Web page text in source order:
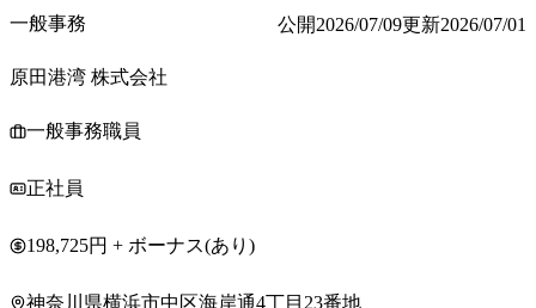
一般事務 公開2026/07/09更新2026/07/01
原田港湾 株式会社
一般事務職員
正社員
198,725円 + ボーナス(あり)
神奈川県横浜市中区海岸通4丁目23番地